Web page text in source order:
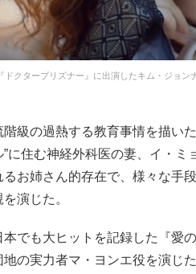
『ドクタープリズナー』に出演したキム・ジョン
階級の過熱する教育事情を描い
”に住む神経外科医の妻、イ・
るお姉さん的存在で、様々な手
演じた。
本でも大ヒットを記録した『愛
地の実力者マ・ヨンエ役を演じ